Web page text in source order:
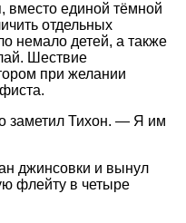
вместо единой тёмной
отдельных
немало детей, а также
Шествие
при желании
заметил Тихон. — Я им
джинсовки и вынул
флейту в четыре